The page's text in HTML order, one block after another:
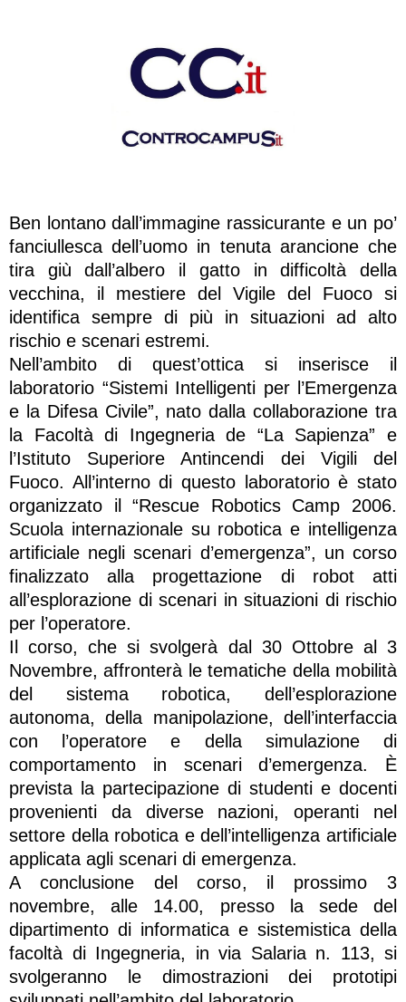
Ben lontano dall’immagine rassicurante e un po’
fanciullesca dell’uomo in tenuta arancione che
tira giù dall’albero il gatto in difficoltà della
vecchina, il mestiere del Vigile del Fuoco si
identifica sempre di più in situazioni ad alto
rischio e scenari estremi.
Nell’ambito di quest’ottica si inserisce il
laboratorio “Sistemi Intelligenti per l’Emergenza
e la Difesa Civile”, nato dalla collaborazione tra
la Facoltà di Ingegneria de “La Sapienza” e
l’Istituto Superiore Antincendi dei Vigili del
Fuoco. All’interno di questo laboratorio è stato
organizzato il “Rescue Robotics Camp 2006.
Scuola internazionale su robotica e intelligenza
artificiale negli scenari d’emergenza”, un corso
finalizzato alla progettazione di robot atti
all’esplorazione di scenari in situazioni di rischio
per l’operatore.
Il corso, che si svolgerà dal 30 Ottobre al 3
Novembre, affronterà le tematiche della mobilità
del sistema robotica, dell’esplorazione
autonoma, della manipolazione, dell’interfaccia
con l’operatore e della simulazione di
comportamento in scenari d’emergenza. È
prevista la partecipazione di studenti e docenti
provenienti da diverse nazioni, operanti nel
settore della robotica e dell’intelligenza artificiale
applicata agli scenari di emergenza.
A conclusione del corso, il prossimo 3
novembre, alle 14.00, presso la sede del
dipartimento di informatica e sistemistica della
facoltà di Ingegneria, in via Salaria n. 113, si
svolgeranno le dimostrazioni dei prototipi